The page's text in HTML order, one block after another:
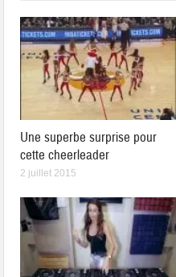
Une superbe surprise pour
cette cheerleader
2 juillet 2015